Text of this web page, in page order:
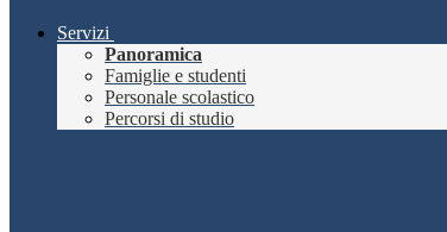
Servizi
Panoramica
Famiglie e studenti
Personale scolastico
Percorsi di studio